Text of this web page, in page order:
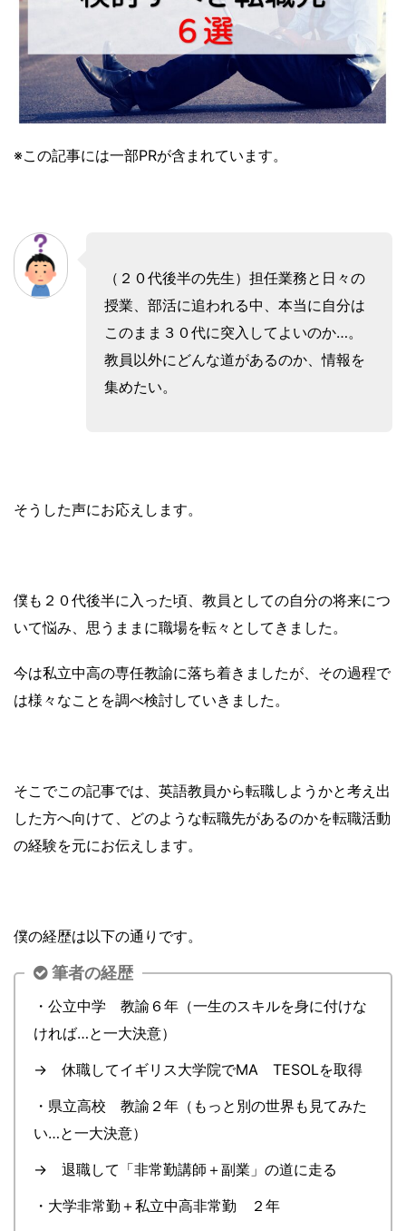
※この記事には一部PRが含まれています。
（２０代後半の先生）担任業務と日々の
授業、部活に追われる中、本当に自分は
このまま３０代に突入してよいのか…。
教員以外にどんな道があるのか、情報を
集めたい。
そうした声にお応えします。
僕も２０代後半に入った頃、教員としての自分の将来につ
いて悩み、思うままに職場を転々としてきました。
今は私立中高の専任教諭に落ち着きましたが、その過程で
は様々なことを調べ検討していきました。
そこでこの記事では、英語教員から転職しようかと考え出
した方へ向けて、どのような転職先があるのかを転職活動
の経験を元にお伝えします。
僕の経歴は以下の通りです。
筆者の経歴
・公立中学 教諭６年（一生のスキルを身に付けな
ければ…と一大決意）
→ 休職してイギリス大学院でMA TESOLを取得
・県立高校 教諭２年（もっと別の世界も見てみた
い…と一大決意）
→ 退職して「非常勤講師＋副業」の道に走る
・大学非常勤＋私立中高非常勤 ２年